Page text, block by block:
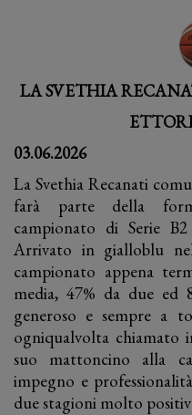
LA SVETHIA
03.06.2026
La Svethia Recanati
farà parte della
campionato di Serie
Arrivato in gialloblu
campionato appena
media, 47% da due ed
generoso e sempre a
ogniqualvolta chiamato
suo mattoncino alla
impegno e
due stagioni molto